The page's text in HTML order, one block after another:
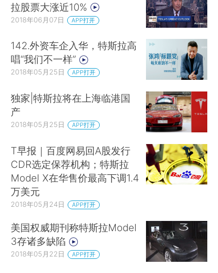
拉股票大涨近10%
2018年06月07日 APP打开
142.外资车企入华，特斯拉高
唱“我们不一样”
2018年05月25日 APP打开
独家|特斯拉将在上海临港国
产
2018年05月25日 APP打开
T早报｜百度网易回A股发行
CDR选定保荐机构；特斯拉
Model X在华售价最高下调1.4
万美元
2018年05月24日 APP打开
美国权威期刊称特斯拉Model
3存诸多缺陷
2018年05月22日 APP打开